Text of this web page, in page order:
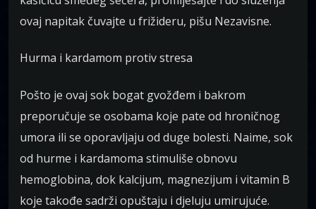
ovaj napitak čuvajte u frižideru, pišu Nezavisne.
Hurma i kardamom protiv stresa
Pošto je ovaj sok bogat gvožđem i bakrom
preporučuje se osobama koje pate od hroničnog
umora ili se oporavljaju od duge bolesti. Naime, sok
od hurme i kardamoma stimuliše obnovu
hemoglobina, dok kalcijum, magnezijum i vitamin B
koje takođe sadrži opuštaju i djeluju umirujuće.